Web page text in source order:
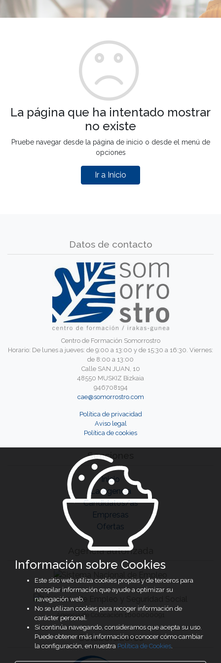
La página que ha intentado mostrar
no existe
Pruebe navegar desde la página de inicio o desde el menú de
opciones
Ir a Inicio
Datos de contacto
Centro de Formación Somorrostro
Horario: De lunes a jueves: de 9:00 a 13:00 y de 15:30 a 16:30. Viernes:
de 8:00 a 13:00
Calle SAN JUAN, 10
48550 MUSKIZ Bizkaia
946708194
cae@somorrostro.com
Política de privacidad
Aviso legal
Política de cookies
Secciones
Inicio
La Agencia
Candidatos/as
Empresas
Ofertas
Agencia autorizada
Agencia de Colocación 1600000091
Colaboradores
Información sobre Cookies
Este sitio web utiliza cookies propias y de terceros para
recopilar información que ayude a optimizar su
navegación web.
No se utilizan cookies para recoger información de
carácter personal.
Si continúa navegando, consideramos que acepta su uso.
Puede obtener más información o conocer cómo cambiar
la configuración, en nuestra Política de Cookies.